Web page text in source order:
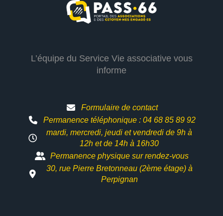
L’équipe du Service Vie associative vous
informe
Formulaire de contact
Permanence téléphonique : 04 68 85 89 92
mardi, mercredi, jeudi et vendredi de 9h à
12h etde 14h à 16h30
Permanence physique sur rendez-vous
30, rue Pierre Bretonneau (2ème étage) à
Perpignan